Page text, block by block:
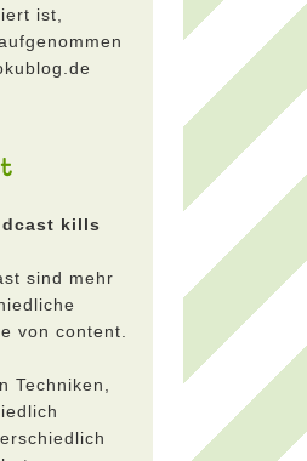
ist,
kills
sind mehr
von content.
Techniken,